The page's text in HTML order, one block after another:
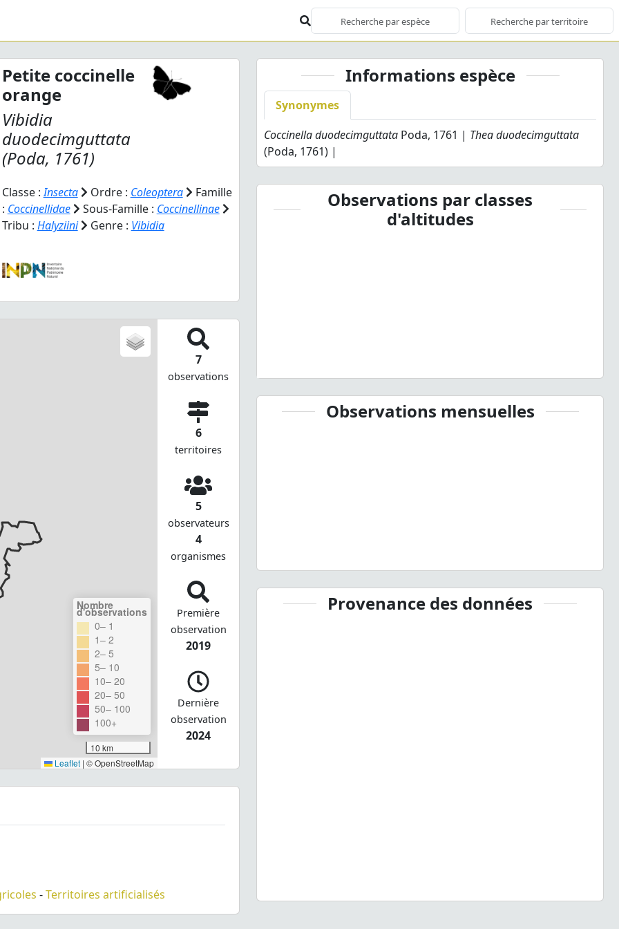
Petite coccinelle
orange
Vibidia
duodecimguttata
(Poda, 1761)
Classe :Insecta Ordre : Coleoptera
Famille
: Coccinellidae Sous-Famille : Coccinellinae
Tribu : Halyziini Genre : Vibidia
Nombre
d'observations
0– 1
1– 2
2– 5
5– 10
10– 20
20– 50
50– 100
100+
10 km
Leaflet | © OpenStreetMap
7
observations
6
territoires
5
observateurs
4
organismes
Première
observation
2019
Dernière
observation
2024
-Territoires artificialisés
Informations espèce
Synonymes
Coccinella duodecimguttata Poda, 1761 | Thea duodecimguttata
(Poda, 1761) |
Observations par classes
d'altitudes
Observations mensuelles
Provenance des données